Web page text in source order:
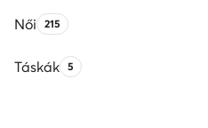
NőiTermékek száma:
215
TáskákTermékek száma:
5